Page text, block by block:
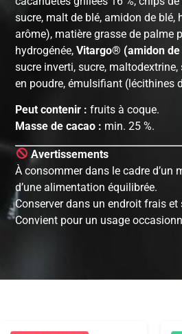
sucre, malt de blé, amidon de blé,
arôme), matière grasse de palme
hydrogénée,Vitargo® (amidon de
sucre inverti, sucre,
en poudre, émulsifiant (lécithines
Peut contenir : fruits à coque.
Masse de cacao : min. 25 %.
Avertissements
À consommer dans le cadre d’un
d’une alimentation équilibrée.
Conserver dans un endroit frais et
Convient pour un usage